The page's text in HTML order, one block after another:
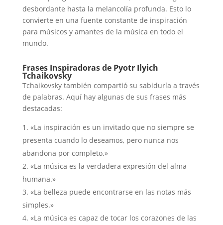
desbordante hasta la melancolía profunda. Esto lo
convierte en una fuente constante de inspiración
para músicos y amantes de la música en todo el
mundo.
Frases Inspiradoras de Pyotr Ilyich
Tchaikovsky
Tchaikovsky también compartió su sabiduría a través
de palabras. Aquí hay algunas de sus frases más
destacadas:
«La inspiración es un invitado que no siempre se
presenta cuando lo deseamos, pero nunca nos
abandona por completo.»
«La música es la verdadera expresión del alma
humana.»
«La belleza puede encontrarse en las notas más
simples.»
«La música es capaz de tocar los corazones de las